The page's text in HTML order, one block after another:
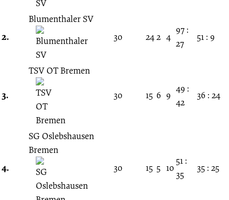
07.05.1978
-
1977/1978
(Verbandsliga
Bremen)
2.
Blumenthaler SV
30
242 4
97 :
27
51 : 9
3.
TSV OT Bremen
30 15 6 9
49 :
42
36 : 24
4.
SG Oslebshausen
Bremen
30
15 5 10
51 :
35
35 : 25